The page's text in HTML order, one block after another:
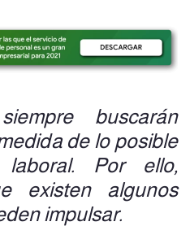
buscarán
de lo posible
laboral. Por ello,
existen algunos
impulsar.